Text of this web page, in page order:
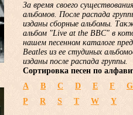
За время своего
альбомов. После распада
изданы сборные альбомы.
альбом "Live at the BBC" в
нашем песенном каталоге
Beatles из ее студиных
изданы после распада группы.
Сортировка песен по
A
B C D E F
G
P
R S T W Y